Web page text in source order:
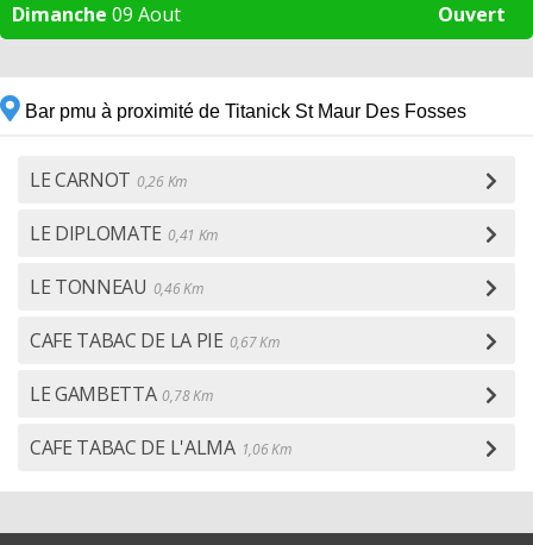
Dimanche 09 Aout Ouvert
Bar pmu à proximité de Titanick St Maur Des Fosses
LE CARNOT 0,26 Km
LE DIPLOMATE 0,41 Km
LE TONNEAU 0,46 Km
CAFE TABAC DE LA PIE 0,67 Km
LE GAMBETTA 0,78 Km
CAFE TABAC DE L'ALMA 1,06 Km